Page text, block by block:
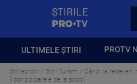
ULTIMELE ȘTIRI PROTV
Stirileprotv Stiri Turism
Când va redeveni
îi dor picioarele de la scoici